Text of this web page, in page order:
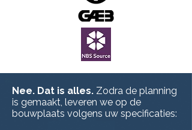
Nee. Dat is alles. Zodra de planning
is gemaakt, leveren we op de
bouwplaats volgens uw specificaties: